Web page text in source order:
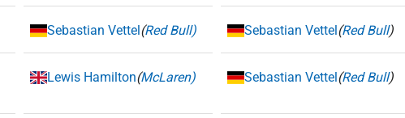
Sebastian Vettel(Red Bull) Sebastian Vettel(Red Bull)
Lewis Hamilton(McLaren) Sebastian Vettel(Red Bull)